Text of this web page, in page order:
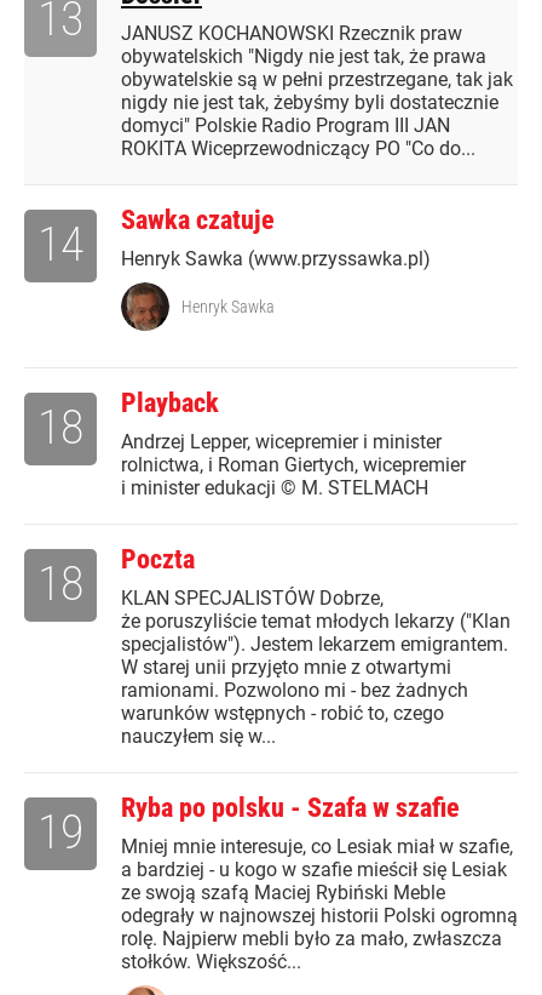
JANUSZ KOCHANOWSKI Rzecznik praw
obywatelskich "Nigdy nie jest tak, że prawa
obywatelskie są w pełni przestrzegane, tak jak
nigdy nie jest tak, żebyśmy byli dostatecznie
domyci" Polskie Radio Program III JAN
ROKITA Wiceprzewodniczący PO "Co do...
13
Sawka czatuje
Henryk Sawka (www.przyssawka.pl)
14
Henryk Sawka
Playback
Andrzej Lepper, wicepremier i minister
rolnictwa, i Roman Giertych, wicepremier
i minister edukacji © M. STELMACH
18
Poczta
KLAN SPECJALISTÓW Dobrze,
że poruszyliście temat młodych lekarzy ("Klan
specjalistów"). Jestem lekarzem emigrantem.
W starej unii przyjęto mnie z otwartymi
ramionami. Pozwolono mi - bez żadnych
warunków wstępnych - robić to, czego
nauczyłem się w...
18
Ryba po polsku - Szafa w szafie
Mniej mnie interesuje, co Lesiak miał w szafie,
a bardziej - u kogo w szafie mieścił się Lesiak
ze swoją szafą Maciej Rybiński Meble
odegrały w najnowszej historii Polski ogromną
rolę. Najpierw mebli było za mało, zwłaszcza
stołków. Większość...
19